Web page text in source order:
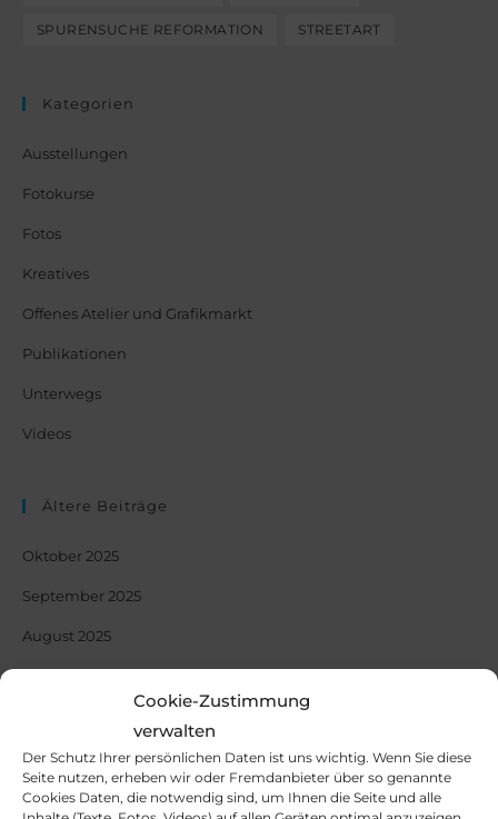
Cookie-Zustimmung
verwalten
Der Schutz Ihrer persönlichen Daten ist uns wichtig. Wenn Sie diese
Seite nutzen, erheben wir oder Fremdanbieter über so genannte
Cookies Daten, die notwendig sind, um Ihnen die Seite und alle
SPURENSUCHE REFORMATION STREETART
Kategorien
Ausstellungen
Fotokurse
Fotos
Kreatives
Offenes Atelier und Grafikmarkt
Publikationen
Unterwegs
Videos
Ältere Beiträge
Oktober 2025
September 2025
August 2025
Mai 2024
März 2024